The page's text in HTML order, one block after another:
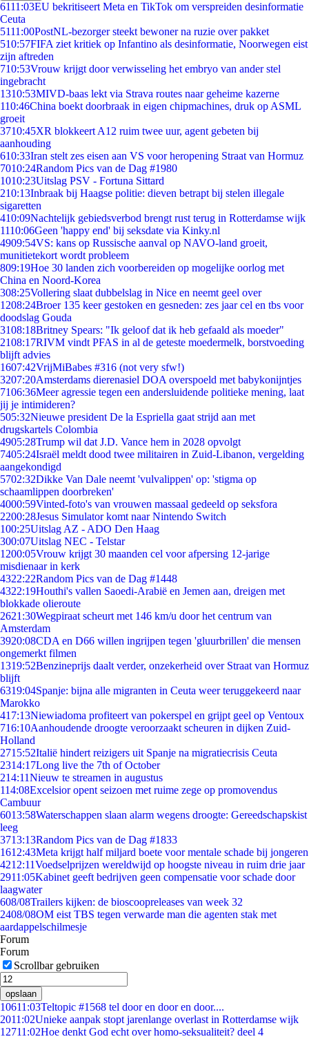
6111:03EU bekritiseert Meta en TikTok om verspreiden desinformatie
Ceuta
5111:00PostNL-bezorger steekt bewoner na ruzie over pakket
510:57FIFA ziet kritiek op Infantino als desinformatie, Noorwegen eist
zijn aftreden
710:53Vrouw krijgt door verwisseling het embryo van ander stel
ingebracht
1310:53MIVD-baas lekt via Strava routes naar geheime kazerne
110:46China boekt doorbraak in eigen chipmachines, druk op ASML
groeit
3710:45XR blokkeert A12 ruim twee uur, agent gebeten bij
aanhouding
610:33Iran stelt zes eisen aan VS voor heropening Straat van Hormuz
7010:24Random Pics van de Dag #1980
1010:23Uitslag PSV - Fortuna Sittard
210:13Inbraak bij Haagse politie: dieven betrapt bij stelen illegale
sigaretten
410:09Nachtelijk gebiedsverbod brengt rust terug in Rotterdamse wijk
1110:06Geen 'happy end' bij seksdate via Kinky.nl
4909:54VS: kans op Russische aanval op NAVO-land groeit,
munitietekort wordt probleem
809:19Hoe 30 landen zich voorbereiden op mogelijke oorlog met
China en Noord-Korea
308:25Vollering slaat dubbelslag in Nice en neemt geel over
1208:24Broer 135 keer gestoken en gesneden: zes jaar cel en tbs voor
doodslag Gouda
3108:18Britney Spears: "Ik geloof dat ik heb gefaald als moeder"
2108:17RIVM vindt PFAS in al de geteste moedermelk, borstvoeding
blijft advies
1607:42VrijMiBabes #316 (not very sfw!)
3207:20Amsterdams dierenasiel DOA overspoeld met babykonijntjes
7106:36Meer agressie tegen een andersluidende politieke mening, laat
jij je intimideren?
505:32Nieuwe president De la Espriella gaat strijd aan met
drugskartels Colombia
4905:28Trump wil dat J.D. Vance hem in 2028 opvolgt
7405:24Israël meldt dood twee militairen in Zuid-Libanon, vergelding
aangekondigd
5702:32Dikke Van Dale neemt 'vulvalippen' op: 'stigma op
schaamlippen doorbreken'
4000:59Vinted-foto's van vrouwen massaal gedeeld op seksfora
2200:28Jesus Simulator komt naar Nintendo Switch
100:25Uitslag AZ - ADO Den Haag
300:07Uitslag NEC - Telstar
1200:05Vrouw krijgt 30 maanden cel voor afpersing 12-jarige
misdienaar in kerk
4322:22Random Pics van de Dag #1448
4322:19Houthi's vallen Saoedi-Arabië en Jemen aan, dreigen met
blokkade olieroute
2621:30Wegpiraat scheurt met 146 km/u door het centrum van
Amsterdam
3920:08CDA en D66 willen ingrijpen tegen 'gluurbrillen' die mensen
ongemerkt filmen
1319:52Benzineprijs daalt verder, onzekerheid over Straat van Hormuz
blijft
6319:04Spanje: bijna alle migranten in Ceuta weer teruggekeerd naar
Marokko
417:13Niewiadoma profiteert van pokerspel en grijpt geel op Ventoux
716:10Aanhoudende droogte veroorzaakt scheuren in dijken Zuid-
Holland
2715:52Italië hindert reizigers uit Spanje na migratiecrisis Ceuta
2314:17Long live the 7th of October
214:11Nieuw te streamen in augustus
114:08Excelsior opent seizoen met ruime zege op promovendus
Cambuur
6013:58Waterschappen slaan alarm wegens droogte: Gereedschapskist
leeg
3713:13Random Pics van de Dag #1833
1612:43Meta krijgt half miljard boete voor mentale schade bij jongeren
4212:11Voedselprijzen wereldwijd op hoogste niveau in ruim drie jaar
2911:05Kabinet geeft bedrijven geen compensatie voor schade door
laagwater
608/08Trailers kijken: de bioscoopreleases van week 32
2408/08OM eist TBS tegen verwarde man die agenten stak met
aardappelschilmesje
Forum
Forum
Scrollbar gebruiken
opslaan
10611:03Teltopic #1568 tel door en door en door....
2011:02Unieke aanpak stopt jarenlange overlast in Rotterdamse wijk
12711:02Hoe denkt God echt over homo-seksualiteit? deel 4